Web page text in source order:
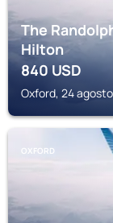
The
Hilton
840USD
Oxford, 24
OXFORD